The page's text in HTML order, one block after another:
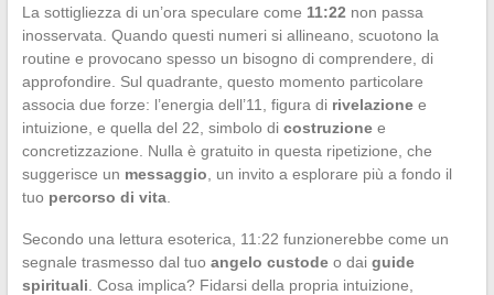
La sottigliezza di un’ora speculare come 11:22 non passa
inosservata. Quando questi numeri si allineano, scuotono la
routine e provocano spesso un bisogno di comprendere, di
approfondire. Sul quadrante, questo momento particolare
associa due forze: l’energia dell’11, figura di rivelazionee
intuizione, e quella del 22, simbolo di costruzionee
concretizzazione. Nulla è gratuito in questa ripetizione, che
suggerisce un messaggio , un invito a esplorare più a fondo il
tuo percorso di vita.
Secondo una lettura esoterica, 11:22 funzionerebbe come un
segnale trasmesso dal tuo angelo custodeo dai guide
spirituali . Cosa implica? Fidarsi della propria intuizione,